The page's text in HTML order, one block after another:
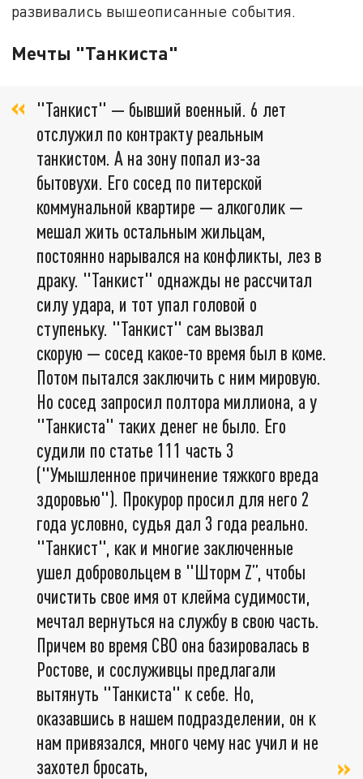
развивались вышеописанные события.
Мечты "Танкиста"
"Танкист" — бывший военный. 6 лет
отслужил по контракту реальным
танкистом. А на зону попал из-за
бытовухи. Его сосед по питерской
коммунальной квартире — алкоголик —
мешал жить остальным жильцам,
постоянно нарывался на конфликты, лез в
драку. "Танкист" однажды не рассчитал
силу удара, и тот упал головой о
ступеньку. "Танкист" сам вызвал
скорую — сосед какое-то время был в коме.
Потом пытался заключить с ним мировую.
Но сосед запросил полтора миллиона, а у
"Танкиста" таких денег не было. Его
судили по статье 111 часть 3
("Умышленное причинение тяжкого вреда
здоровью"). Прокурор просил для него 2
года условно, судья дал 3 года реально.
"Танкист", как и многие заключенные
ушел добровольцем в "Шторм Z”, чтобы
очистить свое имя от клейма судимости,
мечтал вернуться на службу в свою часть.
Причем во время СВО она базировалась в
Ростове, и сослуживцы предлагали
вытянуть "Танкиста" к себе. Но,
оказавшись в нашем подразделении, он к
нам привязался, много чему нас учил и не
захотел бросать,